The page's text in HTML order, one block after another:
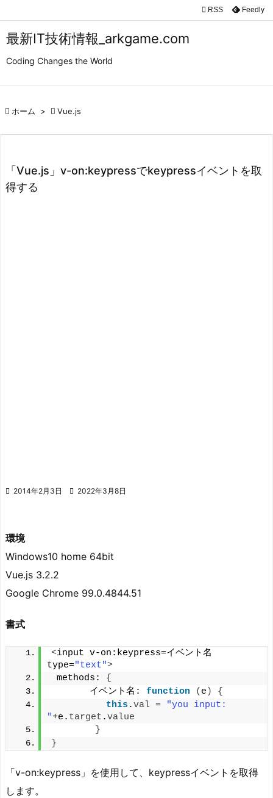
最新IT技術情報_arkgame.com
Coding Changes the World


検索
 RSS Feedly
 ホーム >  Vue.js
「Vue.js」v-on:keypressでkeypressイベントを取
得する
 2014年2月3日  2022年3月8日
環境
Windows10 home 64bit
Vue.js 3.2.2
Google Chrome 99.0.4844.51
書式
<input v-on:keypress=イベント名
type="text">
methods: {
       イベント名:
function ( e )
{
this .val =
"you input:
"+e. target .value
}
}
「v-on:keypress」を使用して、keypressイベントを取得
します。